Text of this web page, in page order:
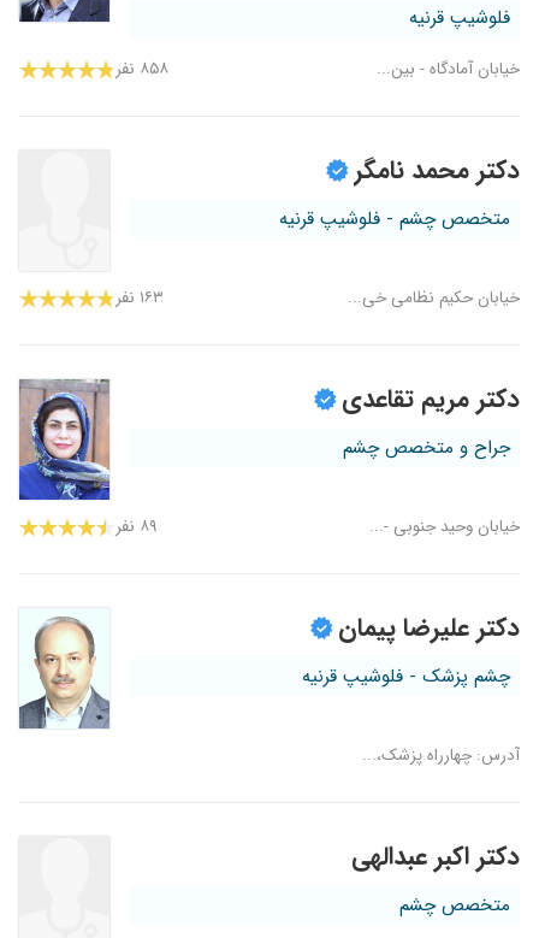
فلوشیپ قرنیه
خیابان آمادگاه - بین... ۸۵۸ نفر
دکتر محمد نامگر
متخصص چشم - فلوشیپ قرنیه
خیابان حکیم نظامی خی... ۱۶۳ نفر
دکتر مریم تقاعدی
جراح و متخصص چشم
خیابان وحید جنوبی -... ۸۹ نفر
دکتر علیرضا پیمان
چشم پزشک - فلوشیپ قرنیه
آدرس: چهارراه پزشک،...
دکتر اکبر عبدالهی
متخصص چشم